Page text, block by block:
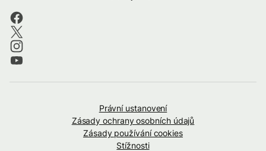
Právní ustanovení
Zásady ochrany osobních údajů
Zásady používání cookies
Stížnosti